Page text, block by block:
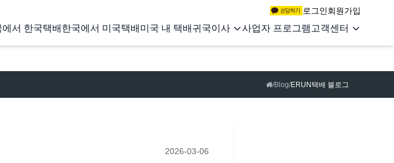
로그인회원가입
에서 한국택배 한국에서 미국택배 미국 내 택배 귀국이사 사업자 프로그램 고객센터
/Blog/ERUN택배 블로그
2026-03-06